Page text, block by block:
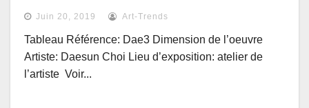
Juin 20, 2019 Art-Trends
Tableau Référence: Dae3 Dimension de l’oeuvre
Artiste: Daesun Choi Lieu d’exposition: atelier de
l’artiste Voir...